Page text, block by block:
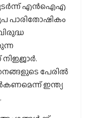
എൻഐഎ
പാരിതോഷികം
പേരില്‍
ഇന്ത്യ